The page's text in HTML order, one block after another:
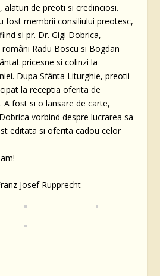
alaturi de preoti si credinciosi.
fost membrii consiliului preotesc,
si pr. Dr. Gigi Dobrica,
Radu Boscu si Bogdan
pricesne si colinzi la
Dupa Sfânta Liturghie, preotii
la receptia oferita de
A fost si o lansare de carte,
vorbind despre lucrarea sa
editata si oferita cadou celor
Josef Rupprecht